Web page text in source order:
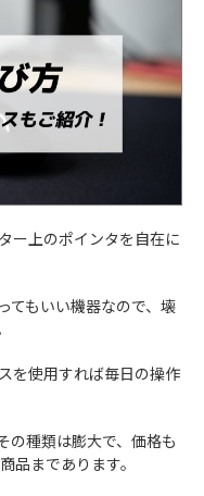
ー上のポインタを自在に
てもいい機器なので、壊
を使用すれば毎日の操作
の種類は膨大で、価格も
品まであります。